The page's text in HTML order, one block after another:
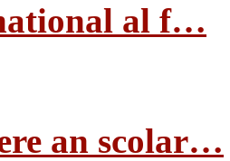
al f…
an scolar…